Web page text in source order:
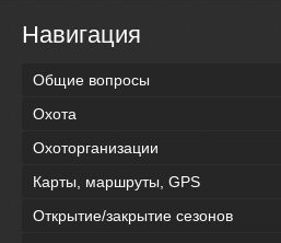
Навигация
Общие вопросы
Охота
Охоторганизации
Карты, маршруты, GPS
Открытие/закрытие сезонов